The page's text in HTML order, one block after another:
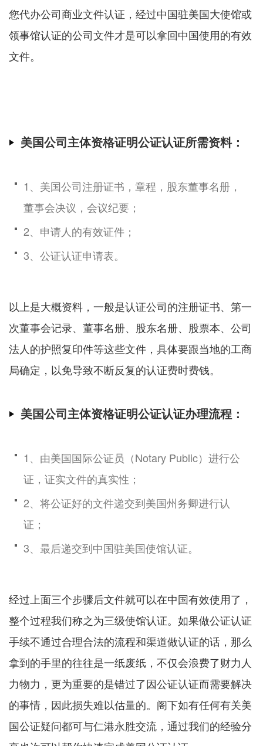
您代办公司商业文件认证，经过中国驻美国大使馆或
领事馆认证的公司文件才是可以拿回中国使用的有效
文件。
美国公司主体资格证明公证认证所需资料：
1、美国公司注册证书，章程，股东董事名册，
董事会决议，会议纪要；
2、申请人的有效证件；
3、公证认证申请表。
以上是大概资料，一般是认证公司的注册证书、第一
次董事会记录、董事名册、股东名册、股票本、公司
法人的护照复印件等这些文件，具体要跟当地的工商
局确定，以免导致不断反复的认证费时费钱。
美国公司主体资格证明公证认证办理流程：
1、由美国国际公证员（Notary Public）进行公
证，证实文件的真实性；
2、将公证好的文件递交到美国州务卿进行认
证；
3、最后递交到中国驻美国使馆认证。
经过上面三个步骤后文件就可以在中国有效使用了，
整个过程我们称之为三级使馆认证。如果做公证认证
手续不通过合理合法的流程和渠道做认证的话，那么
拿到的手里的往往是一纸废纸，不仅会浪费了财力人
力物力，更为重要的是错过了因公证认证而需要解决
的事情，因此损失难以估量的。阁下如有任何有关美
国公证疑问都可与仁港永胜交流，通过我们的经验分